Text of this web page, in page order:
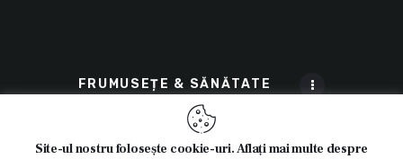
FRUMUSEȚE & SĂNĂTATE
Site-ul nostru folosește cookie-uri. Aflați mai multe despre